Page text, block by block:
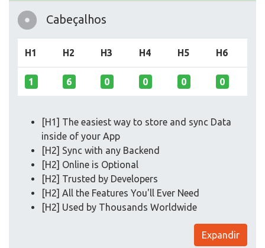
Cabeçalhos
H1 H2 H3 H4 H5 H6
1 6 0 0 0 0
[H1] The easiest way to store and sync Data
inside of your App
[H2] Sync with any Backend
[H2] Online is Optional
[H2] Trusted by Developers
[H2] All the Features You'll Ever Need
[H2] Used by Thousands Worldwide
Expandir